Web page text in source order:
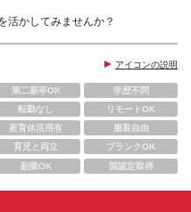
活かしてみませんか？
アイコンの説明
第二新卒OK
学歴不問
転勤なし
リモートOK
産育休活用有
服装自由
育児と両立
ブランクOK
副業OK 国認定取得